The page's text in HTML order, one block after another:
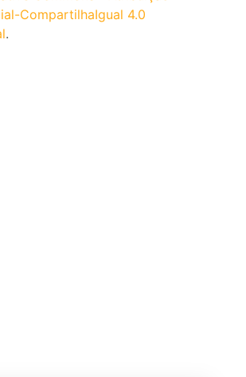
CompartilhaIgual 4.0
.